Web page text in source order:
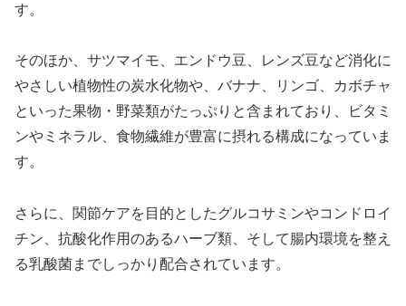
す。
そのほか、サツマイモ、エンドウ豆、レンズ豆など消化に
やさしい植物性の炭水化物や、バナナ、リンゴ、カボチャ
といった果物・野菜類がたっぷりと含まれており、ビタミ
ンやミネラル、食物繊維が豊富に摂れる構成になっていま
す。
さらに、関節ケアを目的としたグルコサミンやコンドロイ
チン、抗酸化作用のあるハーブ類、そして腸内環境を整え
る乳酸菌までしっかり配合されています。